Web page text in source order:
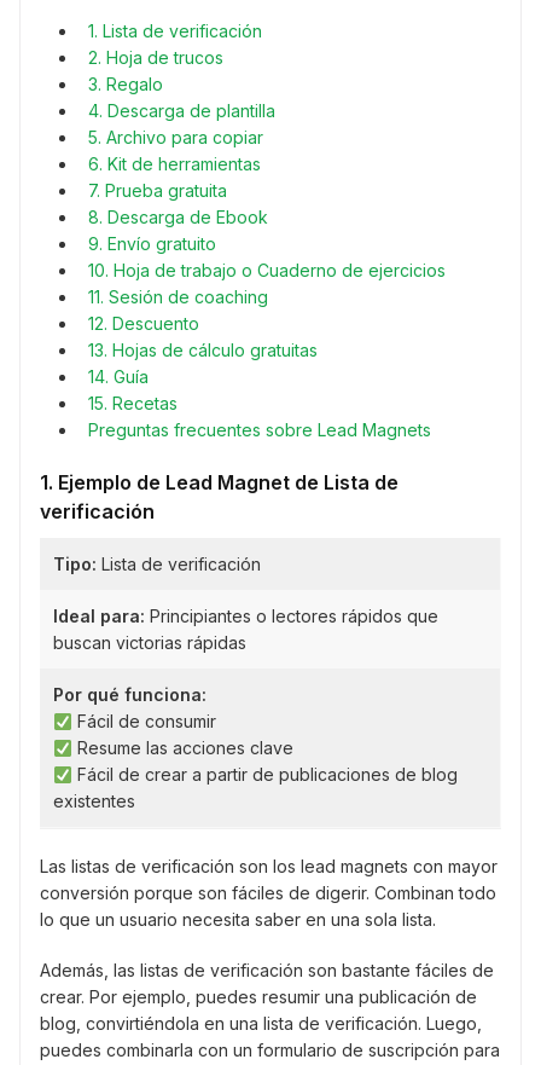
1. Lista de verificación
2. Hoja de trucos
3. Regalo
4. Descarga de plantilla
5. Archivo para copiar
6. Kit de herramientas
7. Prueba gratuita
8. Descarga de Ebook
9. Envío gratuito
10. Hoja de trabajo o Cuaderno de ejercicios
11. Sesión de coaching
12. Descuento
13. Hojas de cálculo gratuitas
14. Guía
15. Recetas
Preguntas frecuentes sobre Lead Magnets
1. Ejemplo de Lead Magnet de Lista de
verificación
Tipo: Lista de verificación
Ideal para: Principiantes o lectores rápidos que
buscan victorias rápidas
Por qué funciona:
Fácil de consumir
Resume las acciones clave
Fácil de crear a partir de publicaciones de blog
existentes
Las listas de verificación son los lead magnets con mayor
conversión porque son fáciles de digerir. Combinan todo
lo que un usuario necesita saber en una sola lista.
Además, las listas de verificación son bastante fáciles de
crear. Por ejemplo, puedes resumir una publicación de
blog, convirtiéndola en una lista de verificación. Luego,
puedes combinarla con un formulario de suscripción para